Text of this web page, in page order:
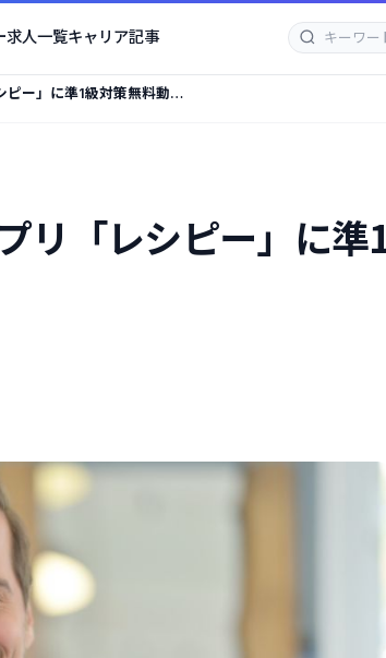
求人一覧キャリア記事
ー」に準1級対策無料動画
リ「レシピー」に